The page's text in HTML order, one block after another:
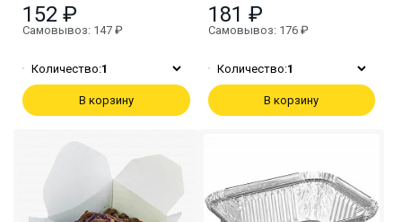
152 ₽
Самовывоз: 147 ₽
Количество:1
В корзину
181 ₽
Самовывоз: 176 ₽
Количество:1
В корзину